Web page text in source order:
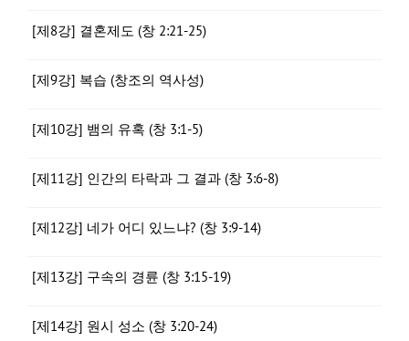
[제8강] 결혼제도 (창 2:21-25)
[제9강] 복습 (창조의 역사성)
[제10강] 뱀의 유혹 (창 3:1-5)
[제11강] 인간의 타락과 그 결과 (창 3:6-8)
[제12강] 네가 어디 있느냐? (창 3:9-14)
[제13강] 구속의 경륜 (창 3:15-19)
[제14강] 원시 성소 (창 3:20-24)